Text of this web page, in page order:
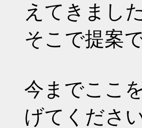
えてきまし
そこで提案で
今までここ
げてください